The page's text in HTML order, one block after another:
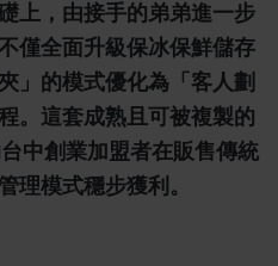
上，由接手的弟弟進一步
僅全面升級保冰保鮮儲存
」的模式優化為「客人劃
。這套成熟且可被複製的
中創業加盟者在販售傳統
理模式穩步獲利。